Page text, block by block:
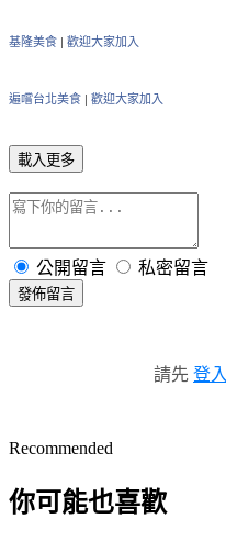
基隆美食 | 歡迎大家加入
遍嚐台北美食 | 歡迎大家加入
載入更多
公開留言 私密留言
發佈留言
請先 登入
Recommended
你可能也喜歡